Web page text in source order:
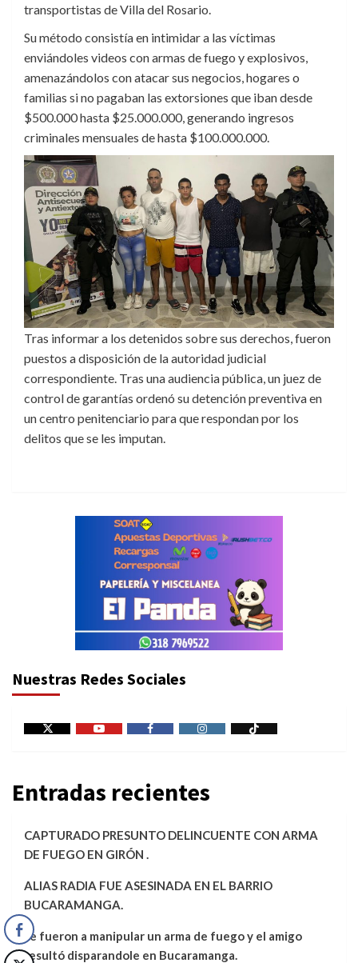
transportistas de Villa del Rosario.
Su método consistía en intimidar a las víctimas
enviándoles videos con armas de fuego y explosivos,
amenazándolos con atacar sus negocios, hogares o
familias si no pagaban las extorsiones que iban desde
$500.000 hasta $25.000.000, generando ingresos
criminales mensuales de hasta $100.000.000.
Tras informar a los detenidos sobre sus derechos, fueron
puestos a disposición de la autoridad judicial
correspondiente. Tras una audiencia pública, un juez de
control de garantías ordenó su detención preventiva en
un centro penitenciario para que respondan por los
delitos que se les imputan.
Nuestras Redes Sociales
Entradas recientes
CAPTURADO PRESUNTO DELINCUENTE CON ARMA
DE FUEGO EN GIRÓN .
ALIAS RADIA FUE ASESINADA EN EL BARRIO
BUCARAMANGA.
se fueron a manipular un arma de fuego y el amigo
resultó disparandole en Bucaramanga.